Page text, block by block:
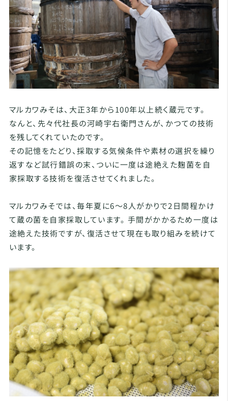
マルカワみそは、大正3年から100年以上続く蔵元です。
なんと、先々代社長の河崎宇右衛門さんが、かつての技術
を残してくれていたのです。
その記憶をたどり、採取する気候条件や素材の選択を繰り
返すなど試行錯誤の末、ついに一度は途絶えた麹菌を自
家採取する技術を復活させてくれました。
マルカワみそでは、毎年夏に6〜8人がかりで2日間程かけ
て蔵の菌を自家採取しています。 手間がかかるため一度は
途絶えた技術ですが、復活させて現在も取り組みを続けて
います。